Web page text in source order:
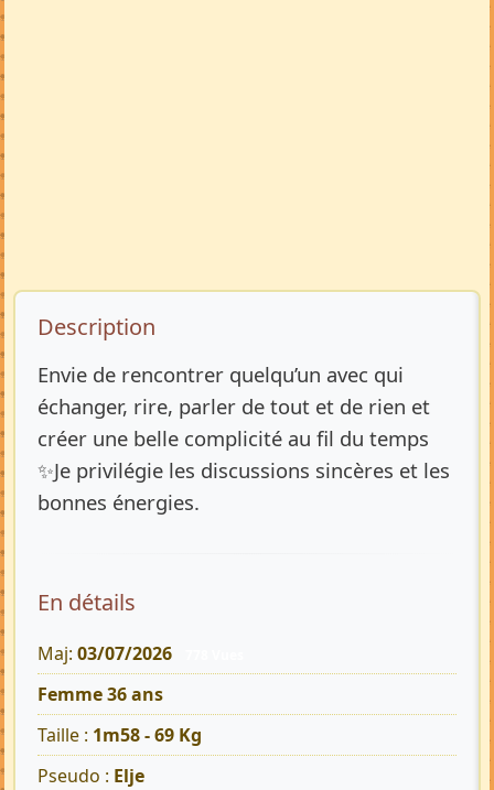
Description de l’annonce
Description
Envie de rencontrer quelqu’un avec qui
échanger, rire, parler de tout et de rien et
créer une belle complicité au fil du temps
✨Je privilégie les discussions sincères et les
bonnes énergies.
En détails
Maj: 03/07/2026
Femme 36 ans
Taille : 1m58 - 69 Kg
Pseudo : Elje